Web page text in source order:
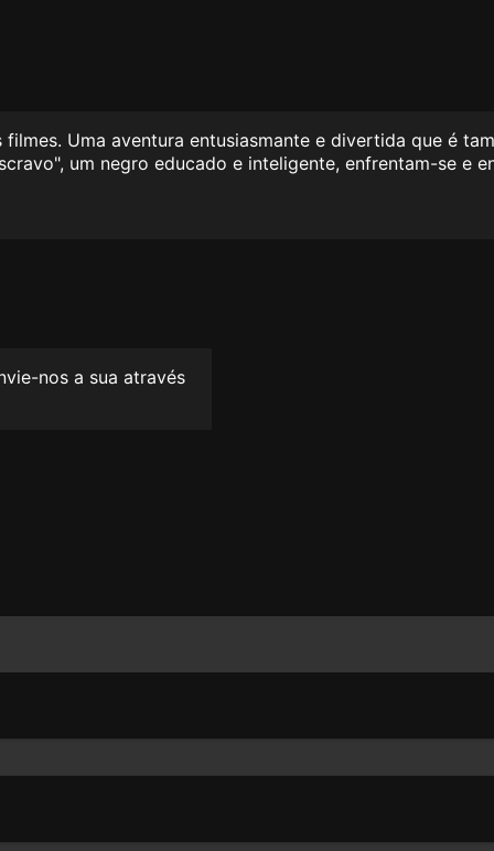
Uma aventura entusiasmante e divertida que é
um negro educado e inteligente, enfrentam-se e
nos a sua através